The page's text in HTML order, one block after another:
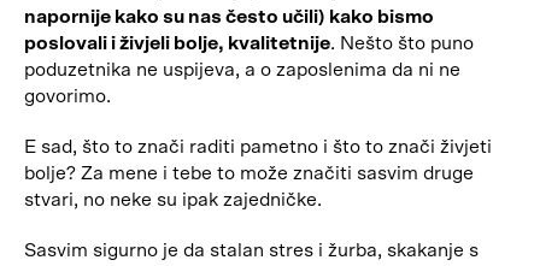
napornije kako su nas često učili) kako bismo
poslovali i živjeli bolje, kvalitetnije. Nešto što puno
poduzetnika ne uspijeva, a o zaposlenima da ni ne
govorimo.
E sad, što to znači raditi pametno i što to znači živjeti
bolje? Za mene i tebe to može značiti sasvim druge
stvari, no neke su ipak zajedničke.
Sasvim sigurno je da stalan stres i žurba, skakanje s